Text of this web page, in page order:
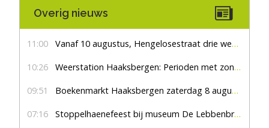
Overig nieuws
11:00 Vanaf 10 augustus, Hengelosestraat drie weken dicht voor doorgaand verkeer
10:26 Weerstation Haaksbergen: Perioden met zon en droog
09:51 Boekenmarkt Haaksbergen zaterdag 8 augustus, marktplein Haaksbergen
07:16 Stoppelhaenefeest bij museum De Lebbenbrugge